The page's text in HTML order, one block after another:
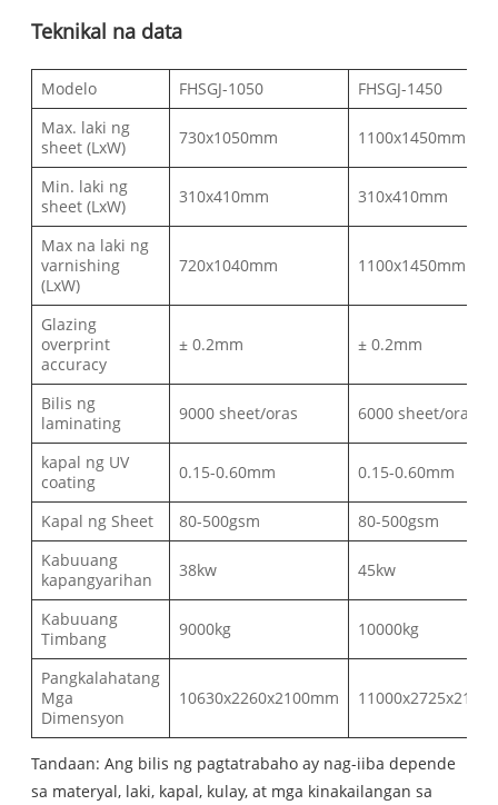
Teknikal na data
Modelo FHSGJ-1050
FHSGJ-1450
Max. laki ng
sheet (LxW)
730x1050mm 1100x1450mm
Min. laki ng
sheet (LxW)
310x410mm 310x410mm
Max na laki ng
varnishing
(LxW)
720x1040mm 1100x1450mm
Glazing
overprint
accuracy
± 0.2mm ± 0.2mm
Bilis ng
laminating
9000 sheet/oras 6000 sheet/oras
kapal ng UV
coating
0.15-0.60mm 0.15-0.60mm
Kapal ng Sheet 80-500gsm
80-500gsm
Kabuuang
kapangyarihan
38kw 45kw
Kabuuang
Timbang
9000kg 10000kg
Pangkalahatang
Mga
Dimensyon
10630x2260x2100mm
Tandaan: Ang bilis ng pagtatrabaho ay nag-iiba depende
sa materyal, laki, kapal, kulay, at mga kinakailangan sa